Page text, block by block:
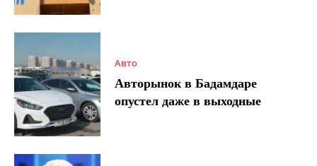
Авто
Авторынок в Бадамдаре
опустел даже в выходные